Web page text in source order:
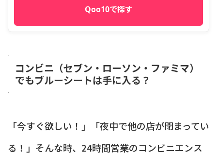
Qoo10で探す
コンビニ（セブン・ローソン・ファミマ）
でもブルーシートは手に入る？
「今すぐ欲しい！」「夜中で他の店が閉まってい
る！」そんな時、24時間営業のコンビニエンス